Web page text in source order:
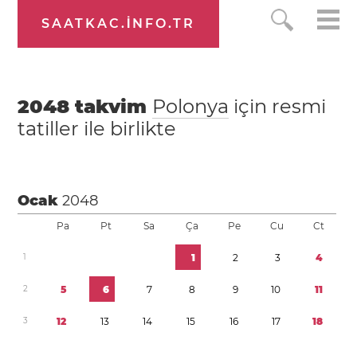
SAATKAC.INFO.TR
2048 takvim Polonya için resmi
tatiller ile birlikte
Ocak2048
Pa Pt Sa Ça Pe Cu Ct
1 1 2 3 4
2 5 6 7 8 9 10 11
3 12 13 14 15 16 17 18